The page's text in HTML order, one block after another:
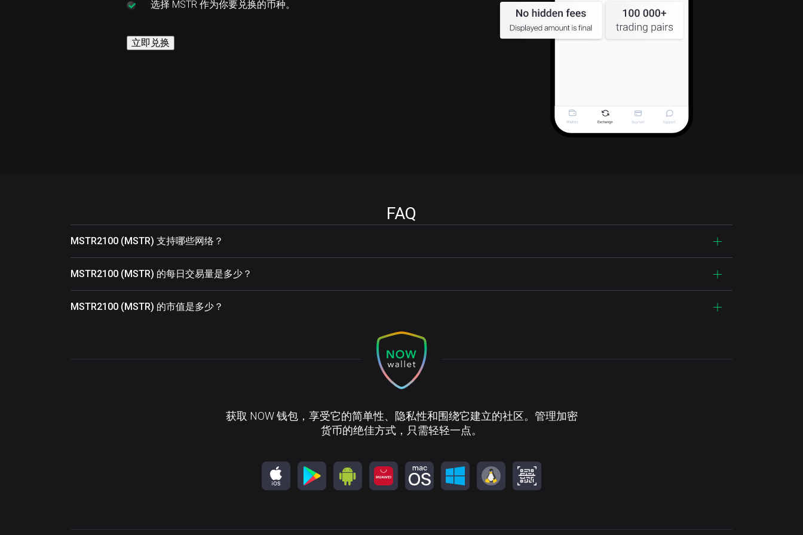
选择 MSTR 作为你要兑换的币种。
立即兑换
FAQ
MSTR2100 (MSTR) 支持哪些网络？
MSTR2100 (MSTR) 的每日交易量是多少？
MSTR2100 (MSTR) 的市值是多少？
获取 NOW 钱包，享受它的简单性、隐私性和围绕它建立的社区。管理加密
货币的绝佳方式，只需轻轻一点。